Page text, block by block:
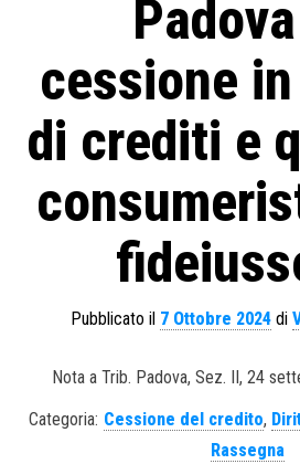
cessione
di crediti e
Pubblicato il 7 Ottobre 2024di
Nota a Trib. Padova, Sez. II, 24
Categoria: Cessione del credito,
Rassegna